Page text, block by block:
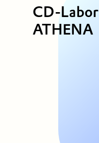
CD-Labor
ATHENA